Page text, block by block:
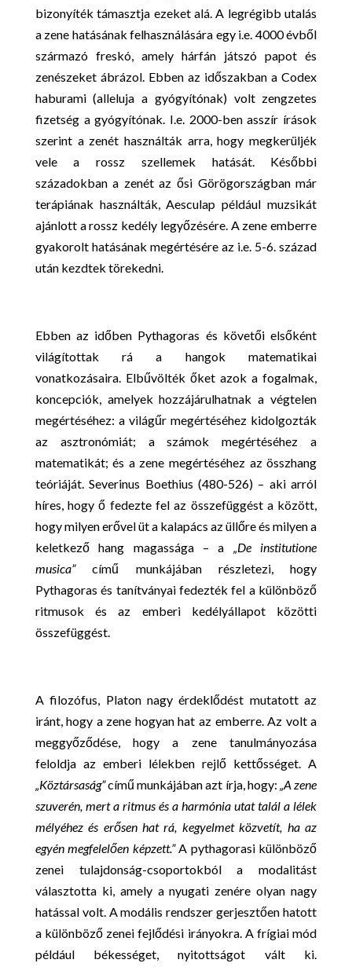
bizonyíték támasztja ezeket alá. A legrégibb utalás
a zene hatásának felhasználására egy i.e. 4000 évből
származó freskó, amely hárfán játszó papot és
zenészeket ábrázol. Ebben az időszakban a Codex
haburami (alleluja a gyógyítónak) volt zengzetes
fizetség a gyógyítónak. I.e. 2000-ben asszír írások
szerint a zenét használták arra, hogy megkerüljék
vele a rossz szellemek hatását. Későbbi
századokban a zenét az ősi Görögországban már
terápiának használták, Aesculap például muzsikát
ajánlott a rossz kedély legyőzésére. A zene emberre
gyakorolt hatásának megértésére az i.e. 5-6. század
után kezdtek törekedni.
Ebben az időben Pythagoras és követői elsőként
világítottak rá a hangok matematikai
vonatkozásaira. Elbűvölték őket azok a fogalmak,
koncepciók, amelyek hozzájárulhatnak a végtelen
megértéséhez: a világűr megértéséhez kidolgozták
az asztronómiát; a számok megértéséhez a
matematikát; és a zene megértéséhez az összhang
teóriáját. Severinus Boethius (480-526) – aki arról
híres, hogy ő fedezte fel az összefüggést a között,
hogy milyen erővel üt a kalapács az üllőre és milyen a
keletkező hang magassága – a „De institutione
musica”című munkájában részletezi, hogy
Pythagoras és tanítványai fedezték fel a különböző
ritmusok és az emberi kedélyállapot közötti
összefüggést.
A filozófus, Platon nagy érdeklődést mutatott az
iránt, hogy a zene hogyan hat az emberre. Az volt a
meggyőződése, hogy a zene tanulmányozása
feloldja az emberi lélekben rejlő kettősséget. A
„Köztársaság”című munkájában azt írja, hogy: „A zene
szuverén, mert a ritmus és a harmónia utat talál a lélek
mélyéhez és erősen hat rá, kegyelmet közvetít, ha az
egyén megfelelően képzett.”A pythagorasi különböző
zenei tulajdonság-csoportokból a modalitást
választotta ki, amely a nyugati zenére olyan nagy
hatással volt. A modális rendszer gerjesztően hatott
a különböző zenei fejlődési irányokra. A frígiai mód
például békességet, nyitottságot vált ki.